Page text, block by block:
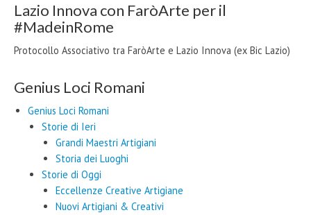
Lazio Innova con FaròArte per il
#MadeinRome
Protocollo Associativo tra FaròArte e Lazio Innova (ex Bic Lazio)
Genius Loci Romani
Genius Loci Romani
Storie di Ieri
Grandi Maestri Artigiani
Storia dei Luoghi
Storie di Oggi
Eccellenze Creative Artigiane
Nuovi Artigiani & Creativi